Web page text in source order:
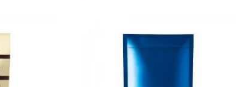
サポートします！黒糖きなこ味（カロリー
92kcal ※1食分・本品粉末のみ）やさしい甘さの
黒糖とほのかに香るきなこが溶け合う幸せな味わ
い。たっぷり飲んでも飽きないおいしさです。